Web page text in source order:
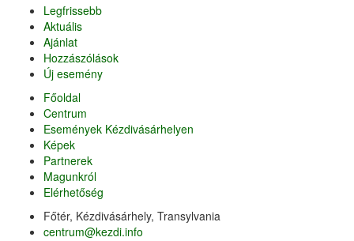
Legfrissebb
Aktuális
Ajánlat
Hozzászólások
Új esemény
Főoldal
Centrum
Események Kézdivásárhelyen
Képek
Partnerek
Magunkról
Elérhetőség
Főtér, Kézdivásárhely, Transylvania
centrum@kezdi.info